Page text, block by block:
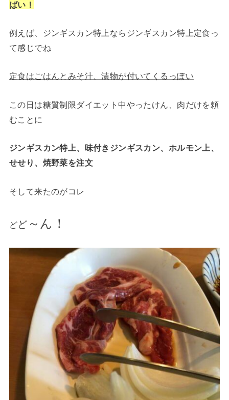
ばい！
例えば、ジンギスカン特上ならジンギスカン特上定食っ
て感じでね
定食はごはんとみそ汁、漬物が付いてくるっぽい
この日は糖質制限ダイエット中やったけん、肉だけを頼
むことに
ジンギスカン特上、味付きジンギスカン、ホルモン上、
せせり、焼野菜を注文
そして来たのがコレ
どど ～ん！